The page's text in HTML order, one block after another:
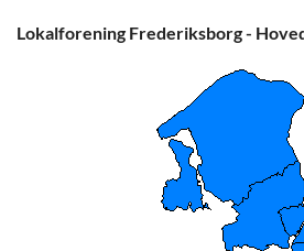
Lokalforening Frederiksborg -